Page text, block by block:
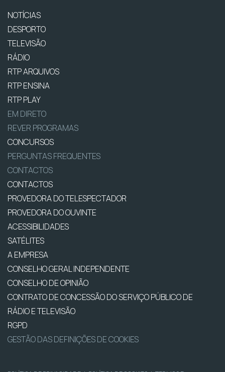
NOTÍCIAS
DESPORTO
TELEVISÃO
RÁDIO
RTP ARQUIVOS
RTP ENSINA
RTP PLAY
EM DIRETO
REVER PROGRAMAS
CONCURSOS
PERGUNTAS FREQUENTES
CONTACTOS
CONTACTOS
PROVEDORA DO TELESPECTADOR
PROVEDORA DO OUVINTE
ACESSIBILIDADES
SATÉLITES
A EMPRESA
CONSELHO GERAL INDEPENDENTE
CONSELHO DE OPINIÃO
CONTRATO DE CONCESSÃO DO SERVIÇO PÚBLICO DE
RÁDIO E TELEVISÃO
RGPD
GESTÃO DAS DEFINIÇÕES DE COOKIES